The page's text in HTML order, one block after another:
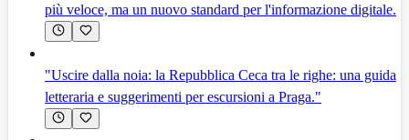
più veloce, ma un nuovo standard per l'informazione digitale.
"Uscire dalla noia: la Repubblica Ceca tra le righe: una guida
letteraria e suggerimenti per escursioni a Praga."